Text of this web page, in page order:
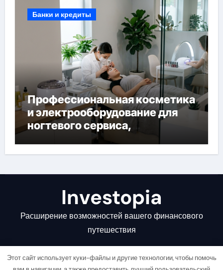
Банки и кредиты
Профессиональная косметика
и электрооборудование для
ногтевого сервиса,
наращивания ресниц и
депиляции
Investopia
Расширение возможностей вашего финансового
путешествия
Этот сайт использует куки-файлы и другие технологии, чтобы помочь